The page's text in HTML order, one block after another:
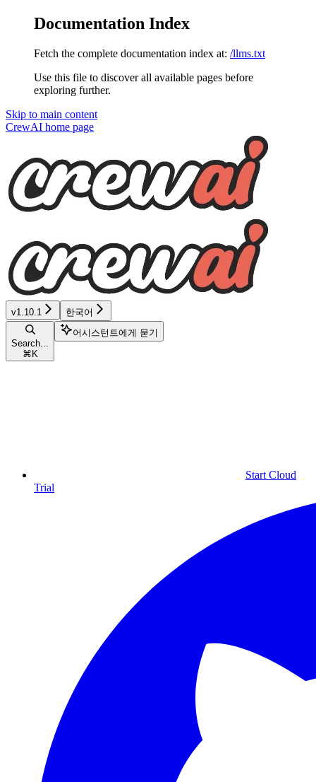
Documentation Index
Fetch the complete documentation index at: /llms.txt
Use this file to discover all available pages before
exploring further.
Skip to main content
CrewAI home page
v1.10.1 한국어
Search...
⌘ K
어시스턴트에게 묻기
Start Cloud
Trial